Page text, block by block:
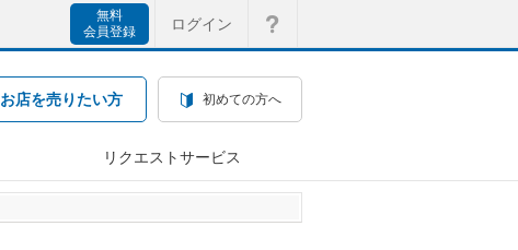
無料
会員登録
ログイン
お店を売りたい方 初めての方へ
リクエストサービス